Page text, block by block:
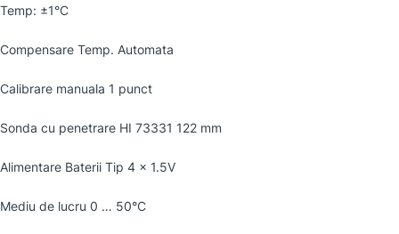
Temp: ±1°C
Compensare Temp. Automata
Calibrare manuala 1 punct
Sonda cu penetrare HI 73331 122 mm
Alimentare Baterii Tip 4 x 1.5V
Mediu de lucru 0 … 50°C